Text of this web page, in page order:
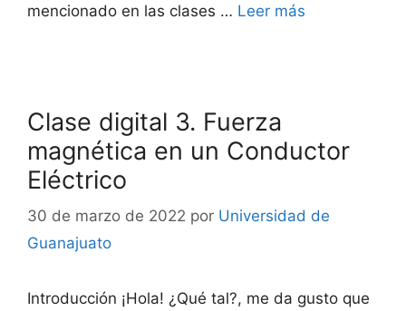
mencionado en las clases … Leer más
Clase digital 3. Fuerza
magnética en un Conductor
Eléctrico
30 de marzo de 2022 por Universidad de
Guanajuato
Introducción ¡Hola! ¿Qué tal?, me da gusto que